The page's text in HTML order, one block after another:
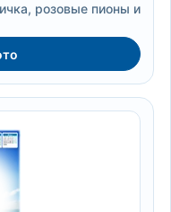
розовые пионы и